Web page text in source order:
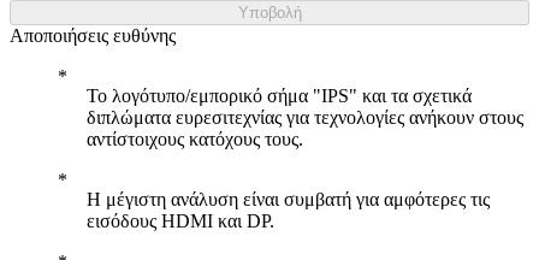
Υποβολή
Αποποιήσεις ευθύνης
Το λογότυπο/εμπορικό σήμα "IPS" και τα σχετικά
διπλώματα ευρεσιτεχνίας για τεχνολογίες ανήκουν στους
αντίστοιχους κατόχους τους.
Η μέγιστη ανάλυση είναι συμβατή για αμφότερες τις
εισόδους HDMI και DP.